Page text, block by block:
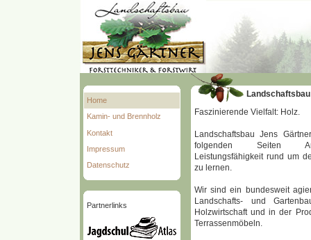
Home
Kamin- und Brennholz
Kontakt
Impressum
Datenschutz
Partnerlinks
Faszinierende Vielfalt: Holz.
Landschaftsbau Jens
folgenden Seiten
Leistungsfähigkeit rund um
zu lernen.
Wir sind ein bundesweit
Landschafts- und
Holzwirtschaft und in der
Terrassenmöbeln.